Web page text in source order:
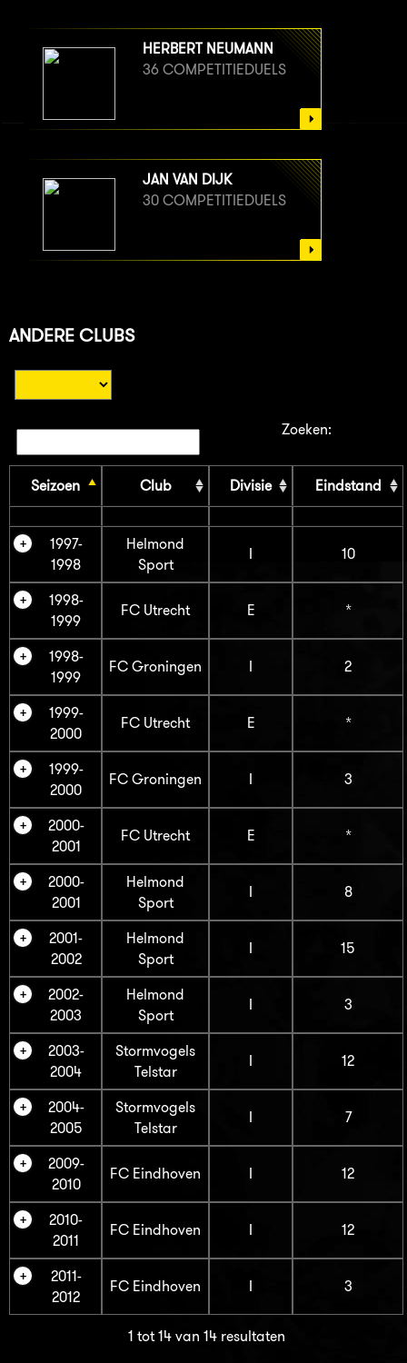
HERBERT NEUMANN
36 COMPETITIEDUELS
JAN VAN DIJK
30 COMPETITIEDUELS
ANDERE CLUBS
Zoeken:
Seizoen Club Divisie Eindstand
1997-
1998
Helmond
Sport
I 10
1998-
1999
FC Utrecht E *
1998-
1999
FC Groningen I 2
1999-
2000
FC Utrecht E *
1999-
2000
FC Groningen I 3
2000-
2001
FC Utrecht E *
2000-
2001
Helmond
Sport
I 8
2001-
2002
Helmond
Sport
I 15
2002-
2003
Helmond
Sport
I 3
2003-
2004
Stormvogels
Telstar
I 12
2004-
2005
Stormvogels
Telstar
I 7
2009-
2010
FC Eindhoven I 12
2010-
2011
FC Eindhoven I 12
2011-
2012
FC Eindhoven I 3
1 tot 14 van 14 resultaten